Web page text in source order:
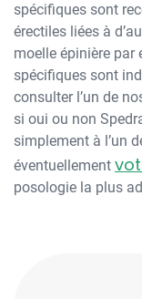
spécifiques sont
érectiles liées à
moelle épinière par
spécifiques sont
consulter l’un de
si oui ou non
simplement à l’un
éventuellement
posologie la plus